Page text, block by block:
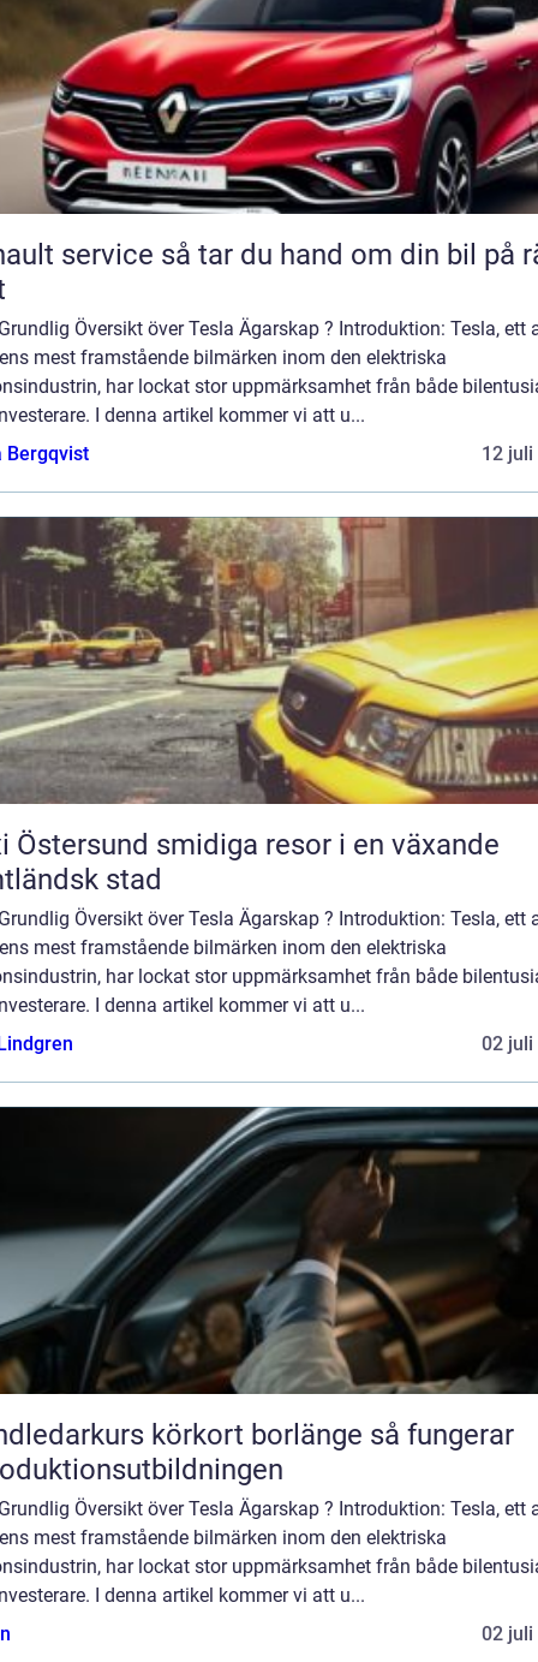
så tar du hand om din bil på rätt
Översikt över Tesla Ägarskap ? Introduktion: Tesla, ett
mest framstående bilmärken inom den elektriska
har lockat stor uppmärksamhet från både
I denna artikel kommer vi att u...
Bergqvist
12 juli
smidiga resor i en växande
stad
Översikt över Tesla Ägarskap ? Introduktion: Tesla, ett
mest framstående bilmärken inom den elektriska
har lockat stor uppmärksamhet från både
I denna artikel kommer vi att u...
02 juli
körkort borlänge så fungerar
Översikt över Tesla Ägarskap ? Introduktion: Tesla, ett
mest framstående bilmärken inom den elektriska
har lockat stor uppmärksamhet från både
I denna artikel kommer vi att u...
02 juli